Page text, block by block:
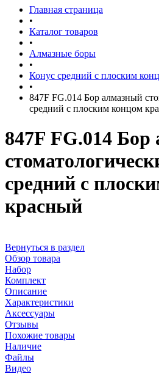
Главная страница
•
Каталог товаров
•
Алмазные боры
•
Конус средний с плоским
•
847F FG.014 Бор алмазный
средний с плоским концом
847F FG.014
средний с
красный
Вернуться в раздел
Обзор товара
Набор
Комплект
Описание
Характеристики
Аксессуары
Отзывы
Похожие товары
Наличие
Файлы
Видео